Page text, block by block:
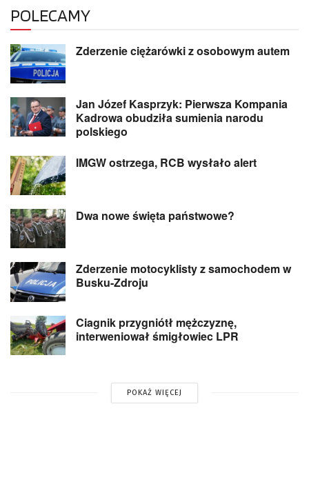
POLECAMY
Zderzenie ciężarówki z osobowym autem
Jan Józef Kasprzyk: Pierwsza Kompania
Kadrowa obudziła sumienia narodu
polskiego
IMGW ostrzega, RCB wysłało alert
Dwa nowe święta państwowe?
Zderzenie motocyklisty z samochodem w
Busku-Zdroju
Ciagnik przygniótł mężczyznę,
interweniował śmigłowiec LPR
POKAŻ WIĘCEJ